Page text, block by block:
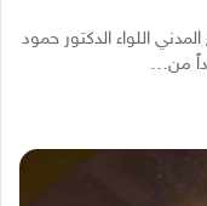
اللواء الدكتور حمود